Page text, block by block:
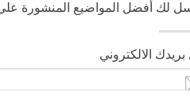
لك أفضل المواضيع المنشورة على
بريدك الالكتروني